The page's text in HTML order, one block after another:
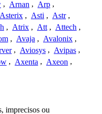
, Arnan , Arp ,
Asterix , Asti , Astr ,
, Atrix , Att , Attech ,
, Avaja , Avalonix ,
, Aviosys , Avipas ,
, Axenta , Axeon ,
imprecisos ou